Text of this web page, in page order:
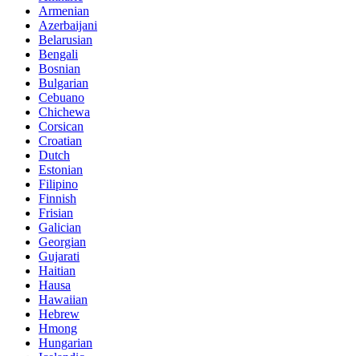
Armenian
Azerbaijani
Belarusian
Bengali
Bosnian
Bulgarian
Cebuano
Chichewa
Corsican
Croatian
Dutch
Estonian
Filipino
Finnish
Frisian
Galician
Georgian
Gujarati
Haitian
Hausa
Hawaiian
Hebrew
Hmong
Hungarian